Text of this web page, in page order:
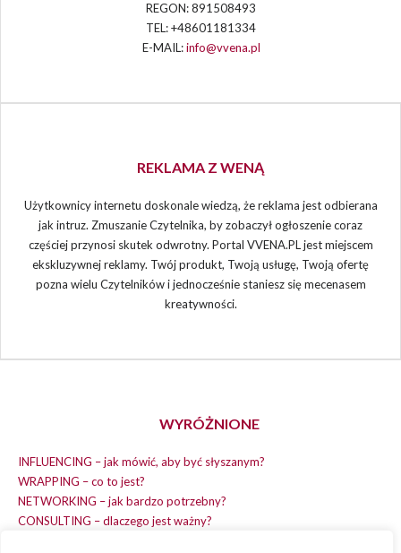
REGON: 891508493
TEL: +48601181334
E-MAIL:info@vvena.pl
REKLAMA Z WENĄ
Użytkownicy internetu doskonale wiedzą, że reklama jest odbierana
jak intruz. Zmuszanie Czytelnika, by zobaczył ogłoszenie coraz
częściej przynosi skutek odwrotny. Portal VVENA.PL jest miejscem
ekskluzywnej reklamy. Twój produkt, Twoją usługę, Twoją ofertę
pozna wielu Czytelników i jednocześnie staniesz się mecenasem
kreatywności.
WYRÓŻNIONE
INFLUENCING – jak mówić, aby być słyszanym?
WRAPPING – co to jest?
NETWORKING – jak bardzo potrzebny?
CONSULTING – dlaczego jest ważny?